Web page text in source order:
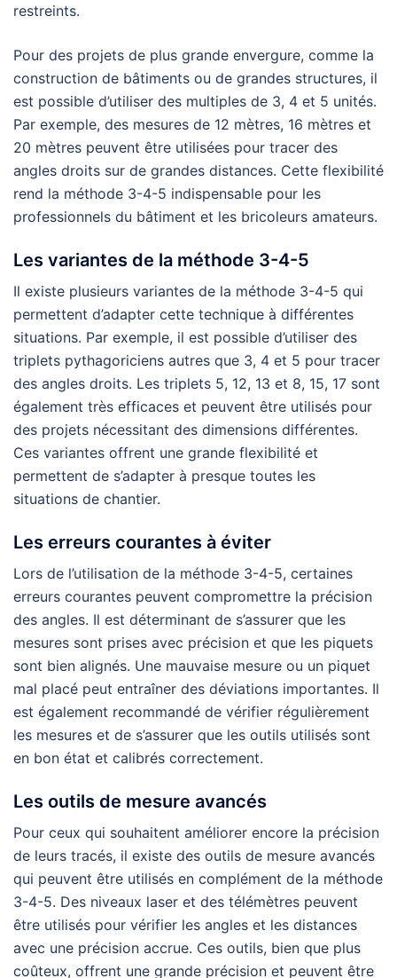
restreints.
Pour des projets de plus grande envergure, comme la
construction de bâtiments ou de grandes structures, il
est possible d’utiliser des multiples de 3, 4 et 5 unités.
Par exemple, des mesures de 12 mètres, 16 mètres et
20 mètres peuvent être utilisées pour tracer des
angles droits sur de grandes distances. Cette flexibilité
rend la méthode 3-4-5 indispensable pour les
professionnels du bâtiment et les bricoleurs amateurs.
Les variantes de la méthode 3-4-5
Il existe plusieurs variantes de la méthode 3-4-5 qui
permettent d’adapter cette technique à différentes
situations. Par exemple, il est possible d’utiliser des
triplets pythagoriciens autres que 3, 4 et 5 pour tracer
des angles droits. Les triplets 5, 12, 13 et 8, 15, 17 sont
également très efficaces et peuvent être utilisés pour
des projets nécessitant des dimensions différentes.
Ces variantes offrent une grande flexibilité et
permettent de s’adapter à presque toutes les
situations de chantier.
Les erreurs courantes à éviter
Lors de l’utilisation de la méthode 3-4-5, certaines
erreurs courantes peuvent compromettre la précision
des angles. Il est déterminant de s’assurer que les
mesures sont prises avec précision et que les piquets
sont bien alignés. Une mauvaise mesure ou un piquet
mal placé peut entraîner des déviations importantes. Il
est également recommandé de vérifier régulièrement
les mesures et de s’assurer que les outils utilisés sont
en bon état et calibrés correctement.
Les outils de mesure avancés
Pour ceux qui souhaitent améliorer encore la précision
de leurs tracés, il existe des outils de mesure avancés
qui peuvent être utilisés en complément de la méthode
3-4-5. Des niveaux laser et des télémètres peuvent
être utilisés pour vérifier les angles et les distances
avec une précision accrue. Ces outils, bien que plus
coûteux, offrent une grande précision et peuvent être